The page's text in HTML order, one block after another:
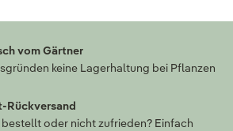
vom Gärtner
keine Lagerhaltung bei Pflanzen
Rückversand
bestellt oder nicht zufrieden? Einfach